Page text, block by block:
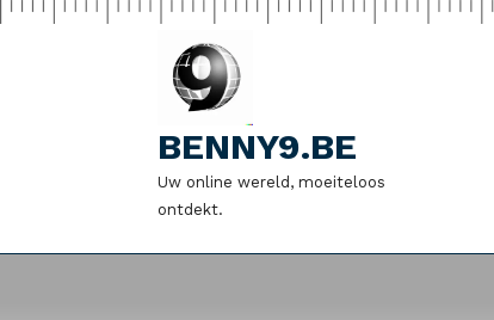
Naar
BENNY9.BE
Uw online wereld, moeiteloos
ontdekt.